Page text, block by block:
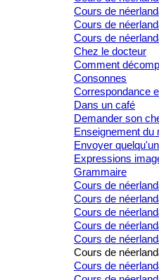
Cours de
Cours de
Cours de
Chez le docteur
Comment
Consonnes
Correspondance
Dans un café
Demander son
Enseignement du
Envoyer
Expressions
Grammaire
Cours de
Cours de
Cours de
Cours de
Cours de
Cours de
Cours de